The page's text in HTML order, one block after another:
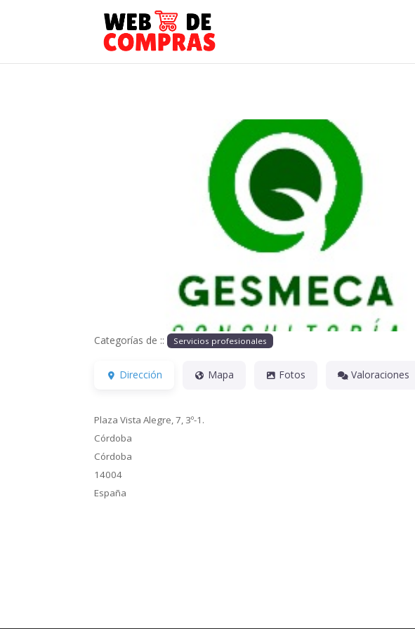
Categorías de :: Servicios profesionales
Dirección Mapa Fotos Valoraciones
Plaza Vista Alegre, 7, 3º-1.
Córdoba
Córdoba
14004
España